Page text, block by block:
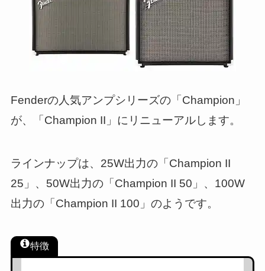
Fenderの人気アンプシリーズの「Champion」
が、「Champion II」にリニューアルします。
ラインナップは、25W出力の「Champion II
25」、50W出力の「Champion II 50」、100W
出力の「Champion II 100」のようです。
特徴